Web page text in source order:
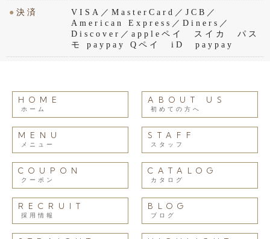
●決済
VISA／MasterCard／JCB／
American Express／Diners／
Discover／appleペイ スイカ パス
モ paypay Qペイ iD paypay
HOME
ホーム
ABOUT US
初めての方へ
MENU
メニュー
STAFF
スタッフ
COUPON
クーポン
CATALOG
カタログ
RECRUIT
採用情報
BLOG
ブログ